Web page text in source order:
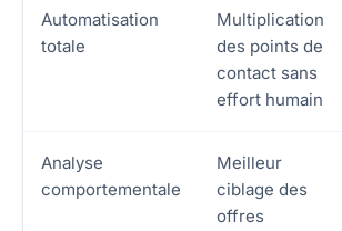
Automatisation
totale
Multiplication
des points de
contact sans
effort humain
Analyse
comportementale
Meilleur
ciblage des
offres